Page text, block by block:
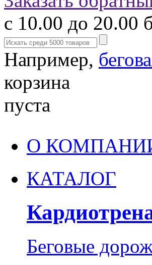
с 10.00 до 20.00
Например,
корзина
пуста
О
КАТАЛОГ
Беговые